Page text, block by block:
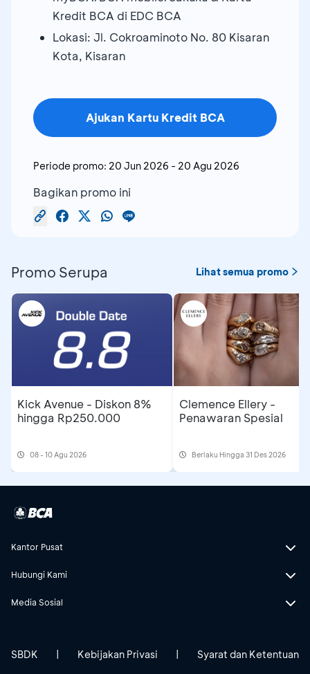
Kredit BCA di EDC BCA
Lokasi: Jl. Cokroaminoto No. 80 Kisaran
Kota, Kisaran
Ajukan Kartu Kredit BCA
Periode promo: 20 Jun 2026 - 20 Agu 2026
Bagikan promo ini
Promo Serupa Lihat semua promo
Kick Avenue - Diskon 8%
hingga Rp250.000
08 - 10 Agu 2026
Clemence Ellery -
Penawaran Spesial
Berlaku Hingga 31 Des 2026
Kantor Pusat
Hubungi Kami
Media Sosial
SBDK | Kebijakan Privasi | Syarat dan Ketentuan